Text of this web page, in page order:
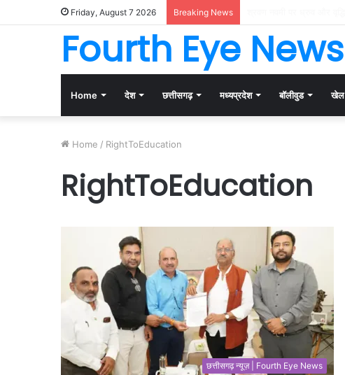
Friday, August 7 2026 Breaking News
Fourth Eye News
Home देश छत्तीसगढ़ मध्यप्रदेश बॉलीवुड खेल
Home / RightToEducation
RightToEducation
छत्तीसगढ़ न्यूज़ | Fourth Eye News